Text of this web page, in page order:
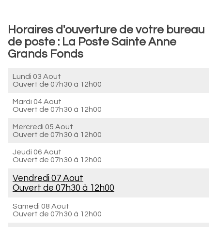
Horaires d'ouverture de votre bureau
de poste : La Poste Sainte Anne
Grands Fonds
Lundi 03 Aout
Ouvert de 07h30 à 12h00
Mardi 04 Aout
Ouvert de 07h30 à 12h00
Mercredi 05 Aout
Ouvert de 07h30 à 12h00
Jeudi 06 Aout
Ouvert de 07h30 à 12h00
Vendredi 07 Aout
Ouvert de 07h30 à 12h00
Samedi 08 Aout
Ouvert de 07h30 à 12h00